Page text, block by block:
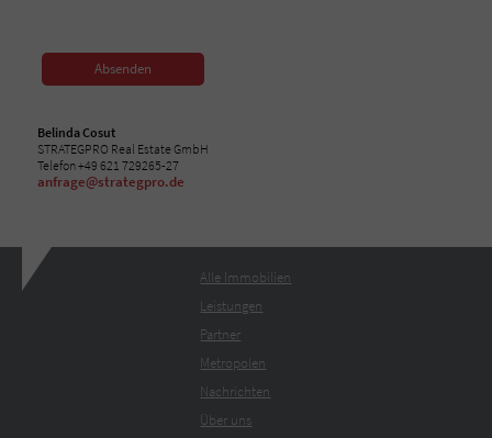
Absenden
Belinda Cosut
STRATEGPRO Real Estate GmbH
Telefon +49 621 729265-27
anfrage@strategpro.de
Alle Immobilien
Leistungen
Partner
Metropolen
Nachrichten
Über uns